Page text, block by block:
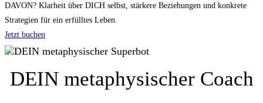
DAVON? Klarheit über DICH selbst, stärkere Beziehungen und konkrete
Strategien für ein erfülltes Leben.
Jetzt buchen
DEIN metaphysischer Superbot
DEIN metaphysischer Coach